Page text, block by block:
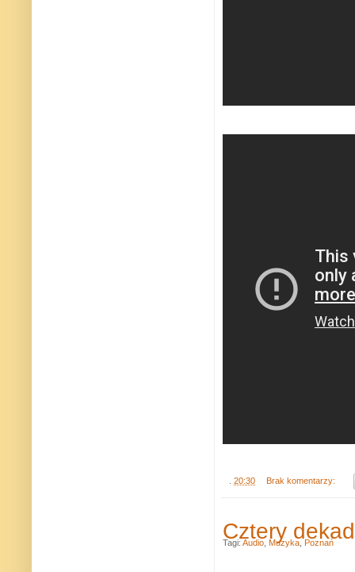
20:30 Brak komentarzy:
Cztery
Tagi: Audio, Muzyka, Poznań